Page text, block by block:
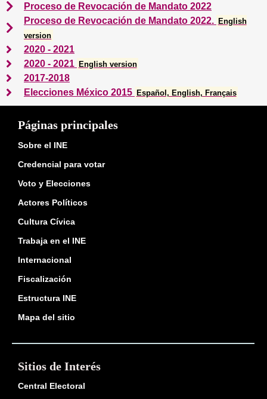
Proceso de Revocación de Mandato 2022
Proceso de Revocación de Mandato 2022. English
version
2020 - 2021
2020 - 2021 English version
2017-2018
Elecciones México 2015 Español, English, Français
Páginas principales
Sobre el INE
Credencial para votar
Voto y Elecciones
Actores Políticos
Cultura Cívica
Trabaja en el INE
Internacional
Fiscalización
Estructura INE
Mapa del sitio
Sitios de Interés
Central Electoral